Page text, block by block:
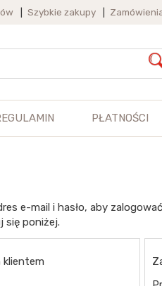
Szybkie zakupy
PŁATNOŚCI
e-mail i hasło, aby
się poniżej.